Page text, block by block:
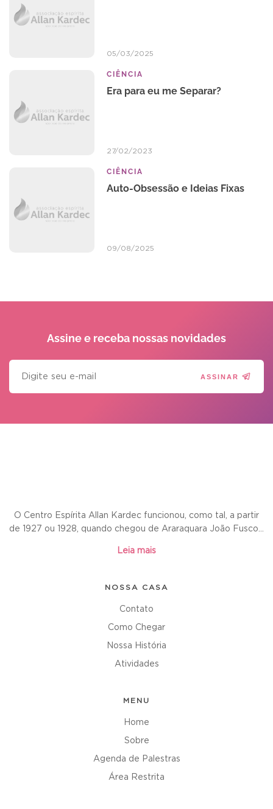
05/03/2025
CIÊNCIA
Era para eu me Separar?
27/02/2023
CIÊNCIA
Auto-Obsessão e Ideias Fixas
09/08/2025
Assine e receba nossas novidades
ASSINAR
O Centro Espírita Allan Kardec funcionou, como tal, a partir
de 1927 ou 1928, quando chegou de Araraquara João Fusco...
Leia mais
NOSSA CASA
Contato
Como Chegar
Nossa História
Atividades
MENU
Home
Sobre
Agenda de Palestras
Área Restrita